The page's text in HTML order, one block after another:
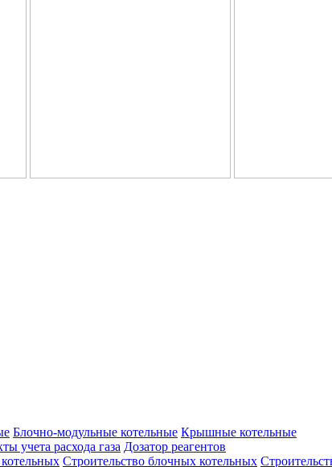
Блочно-модульные котельные Крышные котельные
учета расхода газа Дозатор реагентов
Строительство блочных котельных